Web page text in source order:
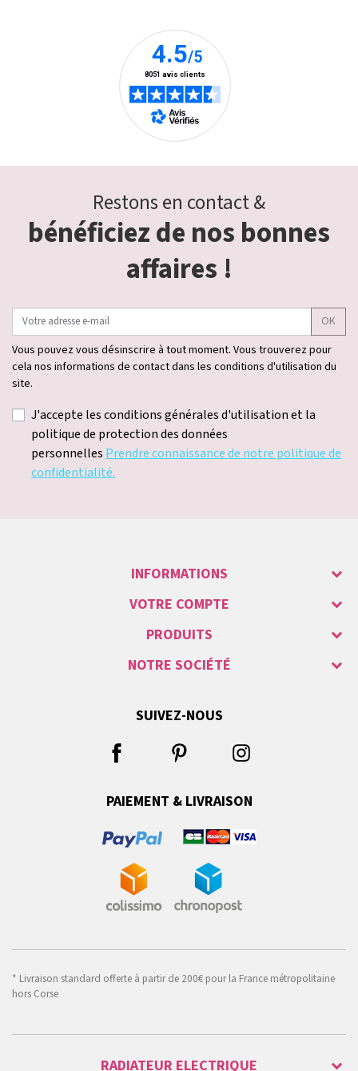
Restons en contact &
bénéficiez de nos bonnes
affaires !
OK
Vous pouvez vous désinscrire à tout moment. Vous trouverez pour
cela nos informations de contact dans les conditions d'utilisation du
site.
J'accepte les conditions générales d'utilisation et la
politique de protection des données
personnelles Prendre connaissance de notre politique de
confidentialité.
INFORMATIONS
VOTRE COMPTE
PRODUITS
NOTRE SOCIÉTÉ
SUIVEZ-NOUS
PAIEMENT & LIVRAISON
* Livraison standard offerte à partir de 200€ pour la France métropolitaine
hors Corse
RADIATEUR ELECTRIQUE